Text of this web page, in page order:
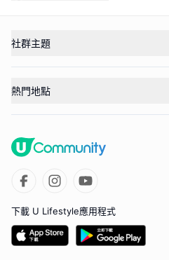
社群主題
熱門地點
下載 U Lifestyle應用程式